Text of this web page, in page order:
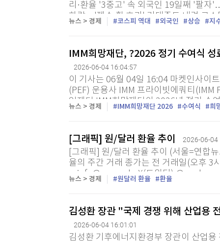
리·환율 '3중고' 속 외국인 19일째 '팔자
하락…'젠슨 황 효과' 기대주도 내려 코스
승…기관 '사자'...
뉴스 > 경제 코스피 역대 외국인 상승 지
IMM희망재단, ?2026 정기 수여식
2026-06-04 16:04:57
이 기사는 06월 04일 16:04 마켓인사이
(PEF) 운용사 IMM 프라이빗에쿼티(IMM
익재단 IMM희망재단이 2026년 정기 수
식은 격년으로 열리는 재단의 최대 행사
뉴스 > 경제 IMM희망재단 2026 수여식 희
[그래픽] 원/달러 환율 추이 2026-06-04
[그래픽] 원/달러 환율 추이 (서울=연합
율의 주간 거래 종가는 전 거래일(오후 3
minfo@yna.co.kr X(트위터)
스, 무단...
뉴스 > 경제 원달러 환율 환율
김성환 장관 "국제 경쟁 위해 산업용
2026-06-04 16:01:01
김성환 기후에너지환경부 장관이 산업